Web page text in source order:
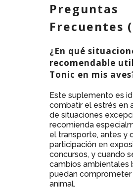
Preguntas
Frecuentes
¿En qué
recomendable
Tonic en mis
Este suplemento es
combatir el estrés en
de situaciones
recomienda
el transporte, antes y
participación en
concursos, y cuando
cambios ambientales
puedan comprometer
animal.